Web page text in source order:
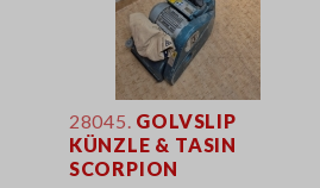
28045. GOLVSLIP
KÜNZLE & TASIN
SCORPION